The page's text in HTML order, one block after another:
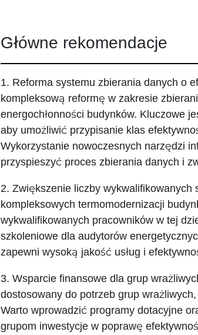
Główne rekomendacje
1. Reforma systemu zbierania danych o
kompleksową reformę w zakresie
energochłonności budynków. Kluczowe
aby umożliwić przypisanie klas
Wykorzystanie nowoczesnych narzędzi
przyspieszyć proces zbierania danych i
2. Zwiększenie liczby
kompleksowych termomodernizacji
wykwalifikowanych pracowników w tej
szkoleniowe dla audytorów
zapewni wysoką jakość usług i
3. Wsparcie finansowe dla grup
dostosowany do potrzeb grup
Warto wprowadzić programy dotacyjne
grupom inwestycje w poprawę